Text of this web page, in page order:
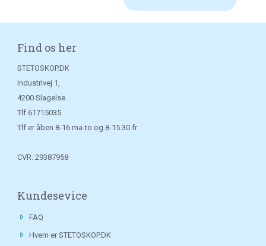
Find os her
STETOSKOP.DK
Industrivej 1,
4200 Slagelse
Tlf 61715035
Tlf er åben 8-16 ma-to og 8-15.30 fr
CVR: 29387958
Kundesevice
FAQ
Hvem er STETOSKOP.DK